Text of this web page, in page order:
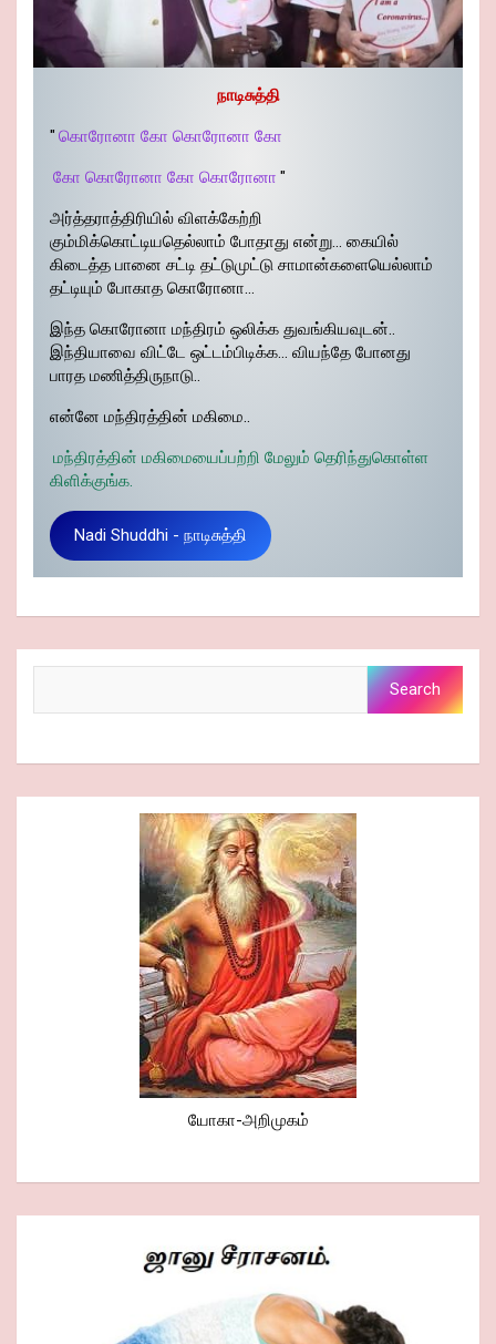
நாடிசுத்தி
" கொரோனா கோ கொரோனா கோ
கோ கொரோனா கோ கொரோனா "
அர்த்தராத்திரியில் விளக்கேற்றி
கும்மிக்கொட்டியதெல்லாம் போதாது என்று… கையில்
கிடைத்த பானை சட்டி தட்டுமுட்டு சாமான்களையெல்லாம்
தட்டியும் போகாத கொரோனா…
இந்த கொரோனா மந்திரம் ஒலிக்க துவங்கியவுடன்..
இந்தியாவை விட்டே ஒட்டம்பிடிக்க… வியந்தே போனது
பாரத மணித்திருநாடு..
என்னே மந்திரத்தின் மகிமை..
மந்திரத்தின் மகிமையைப்பற்றி மேலும் தெரிந்துகொள்ள
கிளிக்குங்க.
Nadi Shuddhi - நாடிசுத்தி
Search
யோகா-அறிமுகம்